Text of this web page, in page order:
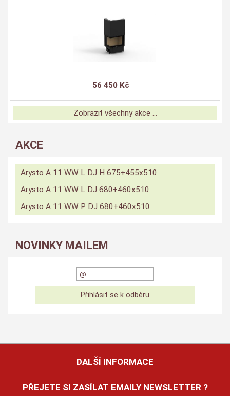
56 450 Kč
Zobrazit všechny akce ...
AKCE
Arysto A 11 WW L DJ H 675+455x510
Arysto A 11 WW L DJ 680+460x510
Arysto A 11 WW P DJ 680+460x510
NOVINKY MAILEM
DALŠÍ INFORMACE
PŘEJETE SI ZASÍLAT EMAILY NEWSLETTER ?